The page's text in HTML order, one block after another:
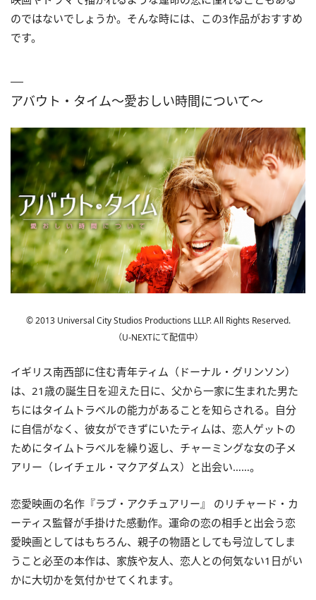
のではないでしょうか。そんな時には、この3作品がおすすめ
です。
アバウト・タイム～愛おしい時間について～
© 2013 Universal City Studios Productions LLLP. All Rights Reserved.
（U-NEXTにて配信中）
イギリス南西部に住む青年ティム（ドーナル・グリンソン）
は、21歳の誕生日を迎えた日に、父から一家に生まれた男た
ちにはタイムトラベルの能力があることを知らされる。自分
に自信がなく、彼女ができずにいたティムは、恋人ゲットの
ためにタイムトラベルを繰り返し、チャーミングな女の子メ
アリー（レイチェル・マクアダムス）と出会い……。
恋愛映画の名作『ラブ・アクチュアリー』 のリチャード・カ
ーティス監督が手掛けた感動作。運命の恋の相手と出会う恋
愛映画としてはもちろん、親子の物語としても号泣してしま
うこと必至の本作は、家族や友人、恋人との何気ない1日がい
かに大切かを気付かせてくれます。